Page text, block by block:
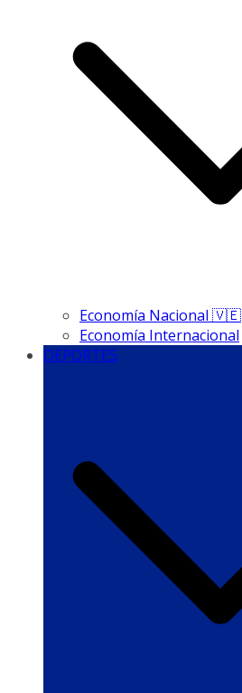
Economía Nacional 🇻🇪
Economía Internacional
DEPORTES